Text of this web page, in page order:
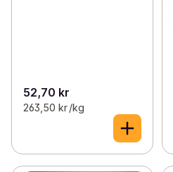
52,70 kr
263,50 kr /kg